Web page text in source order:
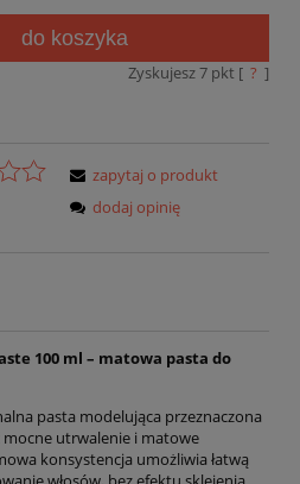
do koszyka
Zyskujesz7pkt [ ? ]
zapytaj o produkt
dodaj opinię
100 ml – matowa pasta do
pasta modelująca przeznaczona
utrwalenie i matowe
konsystencja umożliwia łatwą